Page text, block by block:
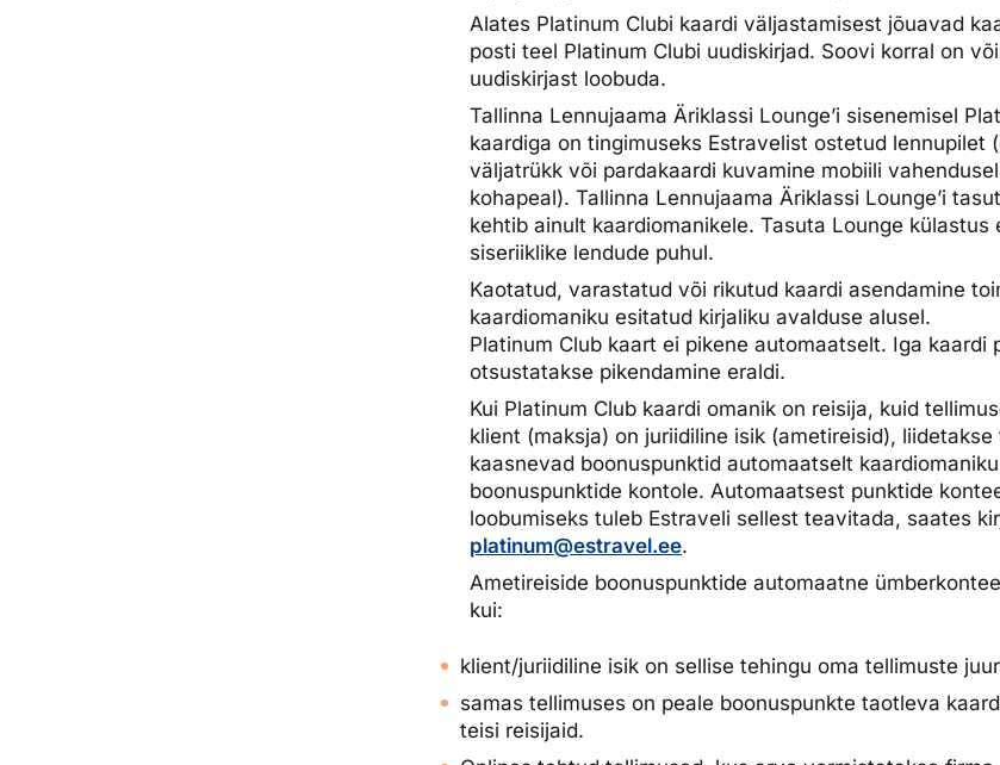
Alates Platinum Clubi kaardi väljastamisest jõuavad
posti teel Platinum Clubi uudiskirjad. Soovi korral on
uudiskirjast loobuda.
Tallinna Lennujaama Äriklassi Lounge’i sisenemisel
kaardiga on tingimuseks Estravelist ostetud lennupilet
väljatrükk või pardakaardi kuvamine mobiili
kohapeal). Tallinna Lennujaama Äriklassi Lounge’i
kehtib ainult kaardiomanikele. Tasuta Lounge külastus
siseriiklike lendude puhul.
Kaotatud, varastatud või rikutud kaardi asendamine
kaardiomaniku esitatud kirjaliku avalduse alusel.
Platinum Club kaart ei pikene automaatselt. Iga kaardi
otsustatakse pikendamine eraldi.
Kui Platinum Club kaardi omanik on reisija, kuid
klient (maksja) on juriidiline isik (ametireisid), liidetakse
kaasnevad boonuspunktid automaatselt
boonuspunktide kontole. Automaatsest punktide
loobumiseks tuleb Estraveli sellest teavitada, saates
platinum@estravel.ee.
Ametireiside boonuspunktide automaatne
kui:
klient/juriidiline isik on sellise tehingu oma tellimuste
samas tellimuses on peale boonuspunkte taotleva
teisi reisijaid.